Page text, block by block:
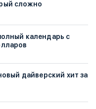
сложно
календарь с
дайверский хит за